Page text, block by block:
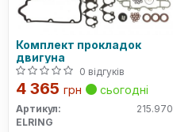
Комплект прокладок
двигуна
0 відгуків
4 365 грн сьогодні
Артикул:
215.970
ELRING